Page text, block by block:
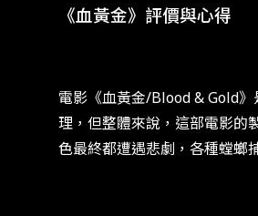
《血黃金》評價與心得
電影《血黃金/Blood & Gold
理，但整體來說，這部電影的
色最終都遭遇悲劇，各種螳螂